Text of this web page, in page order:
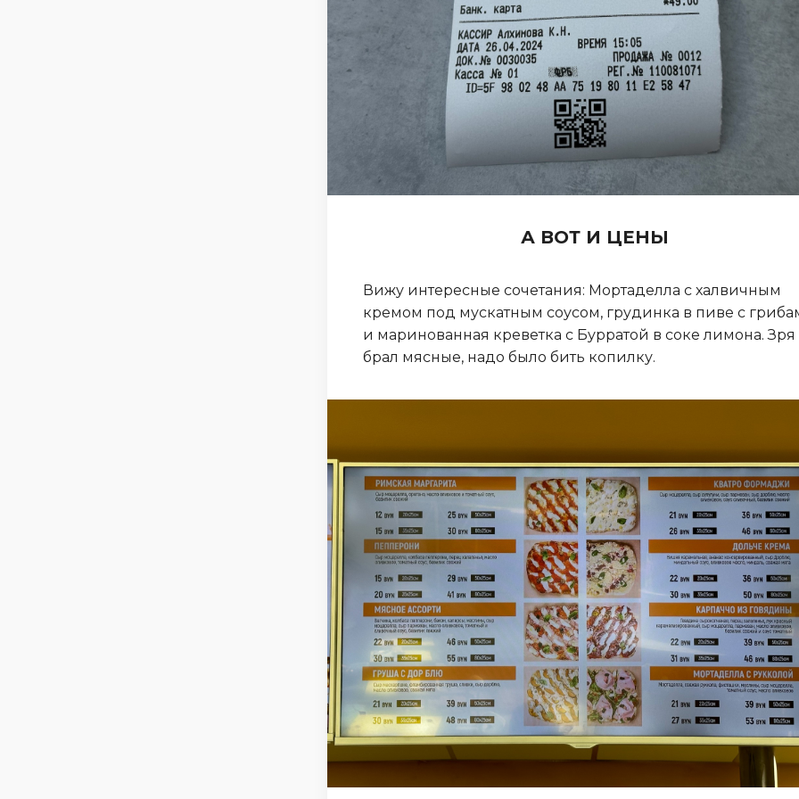
А ВОТ И ЦЕНЫ
Вижу интересные сочетания: Мортаделла с халвичным
кремом под мускатным соусом, грудинка в пиве с
и маринованная креветка с Бурратой в соке лимона. Зря
брал мясные, надо было бить копилку.